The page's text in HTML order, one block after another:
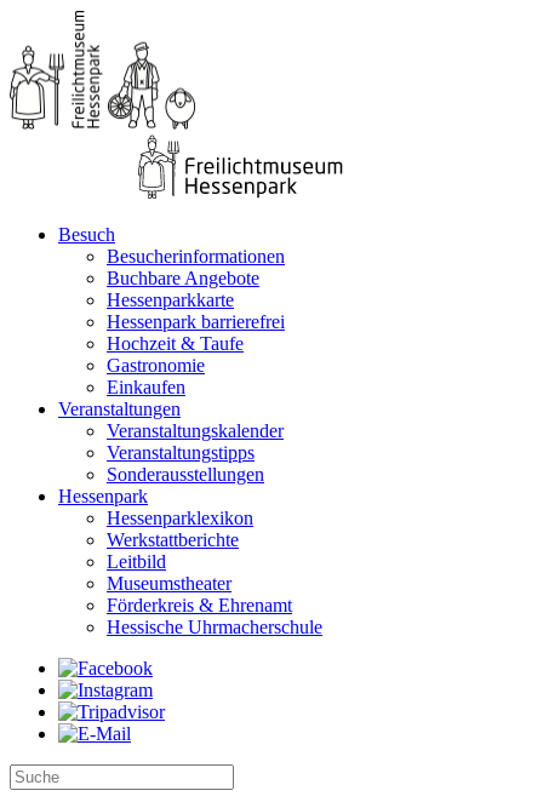
Besuch
Besucherinformationen
Buchbare Angebote
Hessenparkkarte
Hessenpark barrierefrei
Hochzeit & Taufe
Gastronomie
Einkaufen
Veranstaltungen
Veranstaltungskalender
Veranstaltungstipps
Sonderausstellungen
Hessenpark
Hessenparklexikon
Werkstattberichte
Leitbild
Museumstheater
Förderkreis & Ehrenamt
Hessische Uhrmacherschule